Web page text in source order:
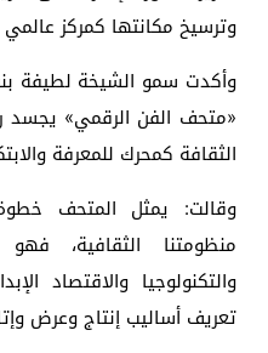
وترسيخ مكانتها كمركز عالمي
وأكدت سمو الشيخة لطيفة
«متحف الفن الرقمي» يجسد
الثقافة كمحرك للمعرفة
وقالت: يمثل المتحف
منظومتنا الثقافية،
والتكنولوجيا والاقتصاد
تعريف أساليب إنتاج وعرض